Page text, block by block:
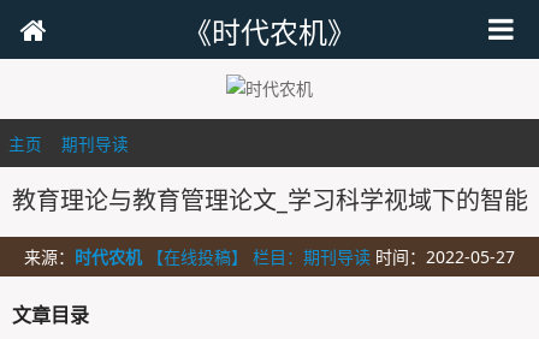
《时代农机》
主页 期刊导读
教育理论与教育管理论文_学习科学视域下的智能
来源： 时代农机 【在线投稿】 栏目： 期刊导读 时间：2022-05-27
文章目录